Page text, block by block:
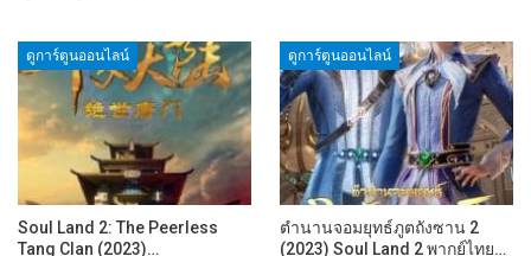
ดูการ์ตูนออนไลน์
Soul Land 2: The Peerless
Tang Clan (2023)…
ดูการ์ตูนออนไลน์
ตำนานจอมยุทธ์ภูตถังซาน 2
(2023) Soul Land 2 พากย์ไทย…